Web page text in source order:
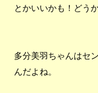
とかいいかも！どうか
多分美羽ちゃんはセ
んだよね。